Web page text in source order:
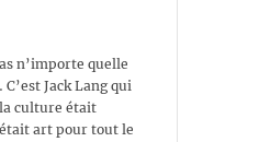
n’importe quelle
Jack Lang qui
culture était
art pour tout le